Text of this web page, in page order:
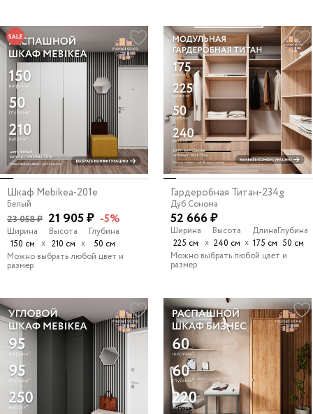
Шкаф Mebikea-201e
Белый
23 058 ₽ 21 905 ₽ -5%
Ширина
150 см х
Высота
210 см х
Глубина
50 см
Можно выбрать любой цвет и
размер
Гардеробная Титан-234g
Дуб Сонома
52 666 ₽
Ширина
225 см х
Высота
240 см х
Длина
175 см
Глубина
50 см
Можно выбрать любой цвет и
размер